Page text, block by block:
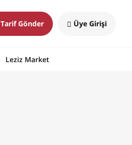
Tarif Gönder Üye Girişi
Leziz Market